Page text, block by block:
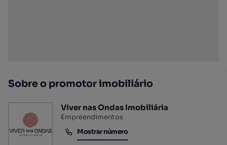
Sobre o promotor imobiliário
Viver nas Ondas Imobiliária
Empreendimentos
Mostrar número
Mostrar número